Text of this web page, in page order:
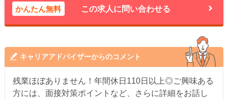
かんたん無料 この求人に問い合わせる
キャリアアドバイザーからのコメント
残業ほぼありません！年間休日110日以上◎ご興味ある
方には、面接対策ポイントなど、さらに詳細をお話し